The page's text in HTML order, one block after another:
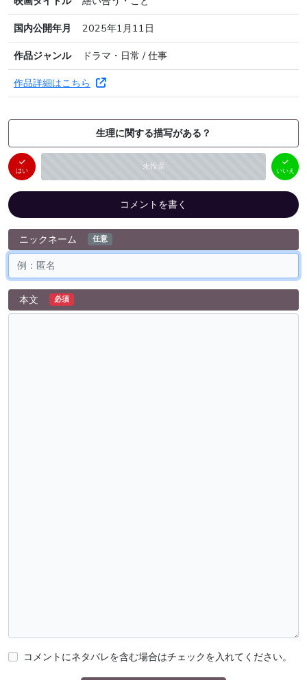
国内公開年月
2025年1月11日
作品ジャンル
ドラマ・日常 / 仕事
作品詳細はこちら
生理に関する描写がある？
はい 未投票
いいえ
（ 0件）
いいえ
コメントを書く
ニックネーム 任意
本文 必須
コメントにネタバレを含む場合はチェックを入れてください。